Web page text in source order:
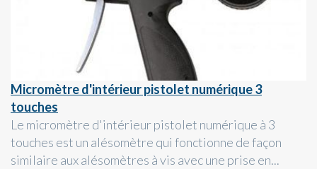
Micromètre d'intérieur pistolet numérique 3
touches
Le micromètre d'intérieur pistolet numérique à 3
touches est un alésomètre qui fonctionne de façon
similaire aux alésomètres à vis avec une prise en...